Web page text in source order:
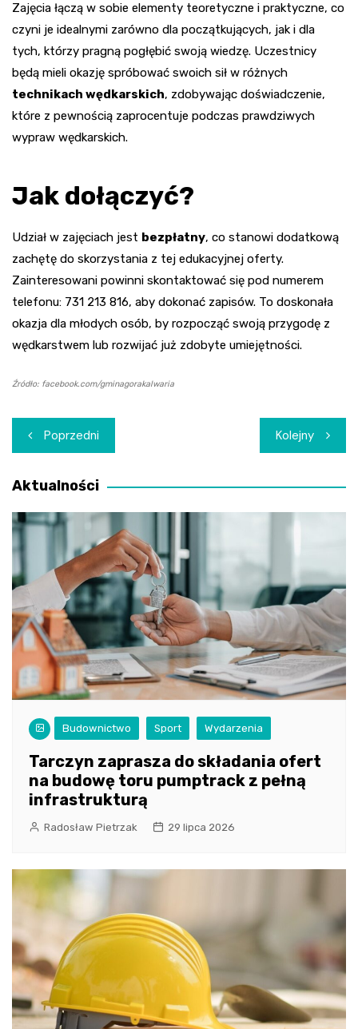
Zajęcia łączą w sobie elementy teoretyczne i praktyczne, co
czyni je idealnymi zarówno dla początkujących, jak i dla
tych, którzy pragną pogłębić swoją wiedzę. Uczestnicy
będą mieli okazję spróbować swoich sił w różnych
technikach wędkarskich, zdobywając doświadczenie,
które z pewnością zaprocentuje podczas prawdziwych
wypraw wędkarskich.
Jak dołączyć?
Udział w zajęciach jest bezpłatny, co stanowi dodatkową
zachętę do skorzystania z tej edukacyjnej oferty.
Zainteresowani powinni skontaktować się pod numerem
telefonu: 731 213 816, aby dokonać zapisów. To doskonała
okazja dla młodych osób, by rozpocząć swoją przygodę z
wędkarstwem lub rozwijać już zdobyte umiejętności.
Źródło: facebook.com/gminagorakalwaria
Nawigacja
wpisu
Poprzedni Kolejny
Aktualności
Budownictwo Sport Wydarzenia
Tarczyn zaprasza do składania ofert
na budowę toru pumptrack z pełną
infrastrukturą
Radosław Pietrzak 29 lipca 2026